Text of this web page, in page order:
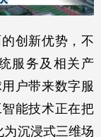
创新优势，不
服务及相关产
户带来数字服
能技术正在把
沉浸式三维场